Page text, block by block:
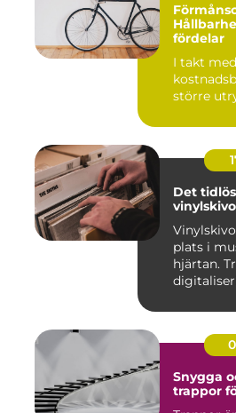
fördelar
I takt
större
Det
plats i
hjärtan.
Snygga
trappor